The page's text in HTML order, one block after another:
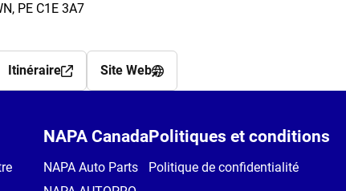
PE C1E 3A7
Itinéraire Site Web
NAPA Canada
NAPA Auto Parts
Politiques et conditions
Politique de confidentialité